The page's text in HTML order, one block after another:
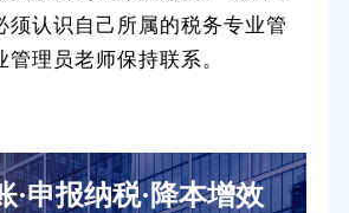
须认识自己所属的税务专业管
理员老师保持联系。
·申报纳税·降本增效